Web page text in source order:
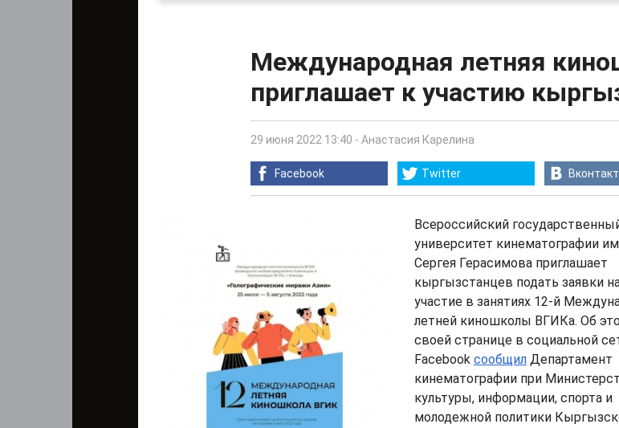
Международная летняя
приглашает к участию
29 июня 2022 13:40 - Анастасия Карелина
Facebook Twitter
Всероссийский
университет кинематографии
Сергея Герасимова приглашает
кыргызстанцев подать заявки
участие в занятиях 12-й
летней киношколы ВГИКа. Об
своей странице в социальной
Facebook сообщил Департамент
кинематографии при
культуры, информации, спорта и
молодежной политики